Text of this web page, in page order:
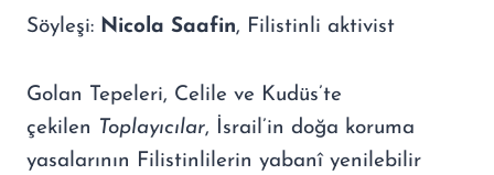
Söyleşi: Nicola Saafin, Filistinli aktivist
Golan Tepeleri, Celile ve Kudüs’te
çekilen
Toplayıcılar, İsrail’in doğa koruma
yasalarının Filistinlilerin yabanî yenilebilir